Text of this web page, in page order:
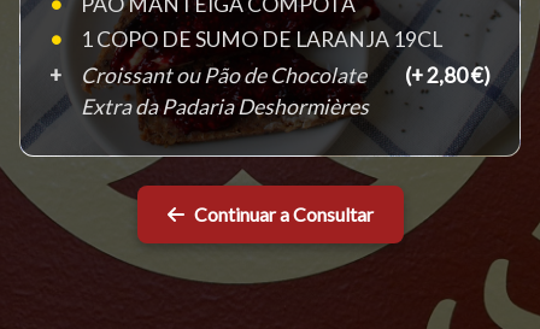
1 COPO DE SUMO DE LARANJA 19CL
Croissant ou Pão de Chocolate
Extra da Padaria Deshormières
(+ 2,80 €)
Continuar a Consultar